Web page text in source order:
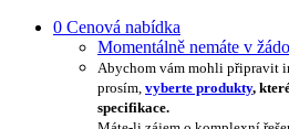
0 Cenová nabídka
Momentálně nemáte v
Abychom vám mohli připravit
prosím, vyberte produkty,
specifikace.